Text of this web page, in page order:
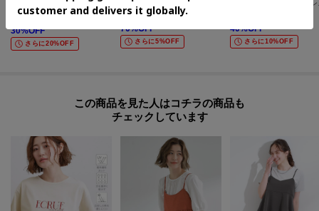
【2WAY】スカートにもなる イレヘム レースビスチェ
30%OFF
さらに20%OFF
¥ 2,376
70%OFF
さらに5%OFF
40%OFF
さらに10%OFF
この商品を見た人はコチラの商品も
チェックしています